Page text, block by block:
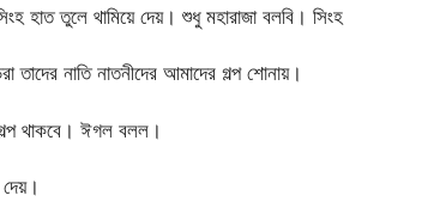
হাত তুলে থামিয়ে দেয়। শুধু মহারাজা বলবি। সিংহ
নাতি নাতনীদের আমাদের গল্প শোনায়।
থাকবে। ঈগল বলল।